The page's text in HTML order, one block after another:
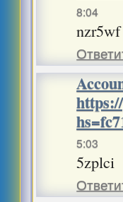
8:04
nzr5wf
5:03
5zplci